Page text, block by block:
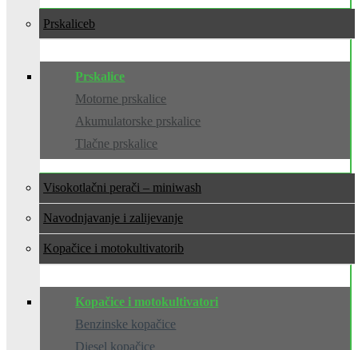
Prskalice
Prskalice
Motorne prskalice
Akumulatorske prskalice
Tlačne prskalice
Visokotlačni perači – miniwash
Navodnjavanje i zalijevanje
Kopačice i motokultivatori
Kopačice i motokultivatori
Benzinske kopačice
Diesel kopačice